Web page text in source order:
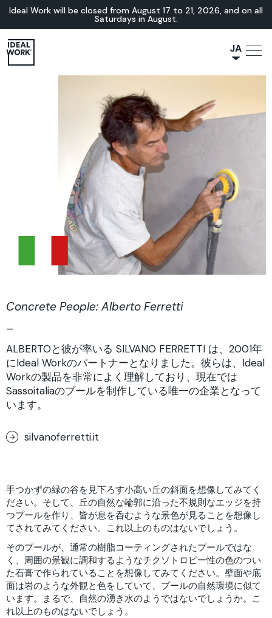
Ideal Work will be closed from August 17 to 21, 2026, and on all
Saturdays in August.
JA
Concrete People: Alberto Ferretti
–
ALBERTOと彼が率いる SILVANO FERRETTI は、2001年
にIdeal Workのパートナーとなりました。彼らは、Ideal
Workの製品を非常によく理解しており、現在では
Sassoitaliaのプールを制作している唯一の企業となって
います。
silvanoferretti.it
手つかずの緑の谷を見下ろす小高い丘の斜面を想像してみてく
ださい。そして、丘の自然な輪郭に沿った不規則なエッジを持
つプールを作り、皆が息を呑むような景色が見ることを想像し
てされてみてください。これ以上のものはないでしょう。
そのプールが、通常の樹脂コーティングされたプールではな
く、周囲の景観に調和するようなチクソトロピー性の色のつい
た石膏で作られていることを想像してみてください。壁面や底
面は岩のような外観と色をしていて、プールの自然環境に似て
います。まるで、自然の湧き水のようではないでしょうか。こ
れ以上のものはないでしょう。